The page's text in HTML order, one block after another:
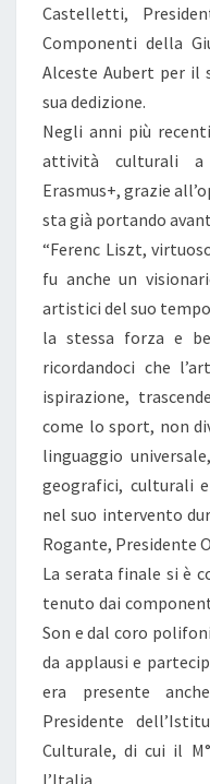
Castelletti,
Componenti della
Alceste Aubert per
sua dedizione.
Negli anni più
attività culturali a
Erasmus+, grazie
sta già portando
“Ferenc Liszt,
fu anche un
artistici del suo
la stessa forza e
ricordandoci che
ispirazione,
come lo sport, non
linguaggio
geografici, culturali
nel suo intervento
Rogante, Presidente
La serata finale si è
tenuto dai
Son e dal coro
da applausi e
era presente
Presidente
Culturale, di cui il
l’Italia.